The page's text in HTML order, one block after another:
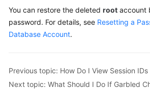
Getting
Started
Guide
You can restore the deleted root account
password. For details, see Resetting a
Database Account.